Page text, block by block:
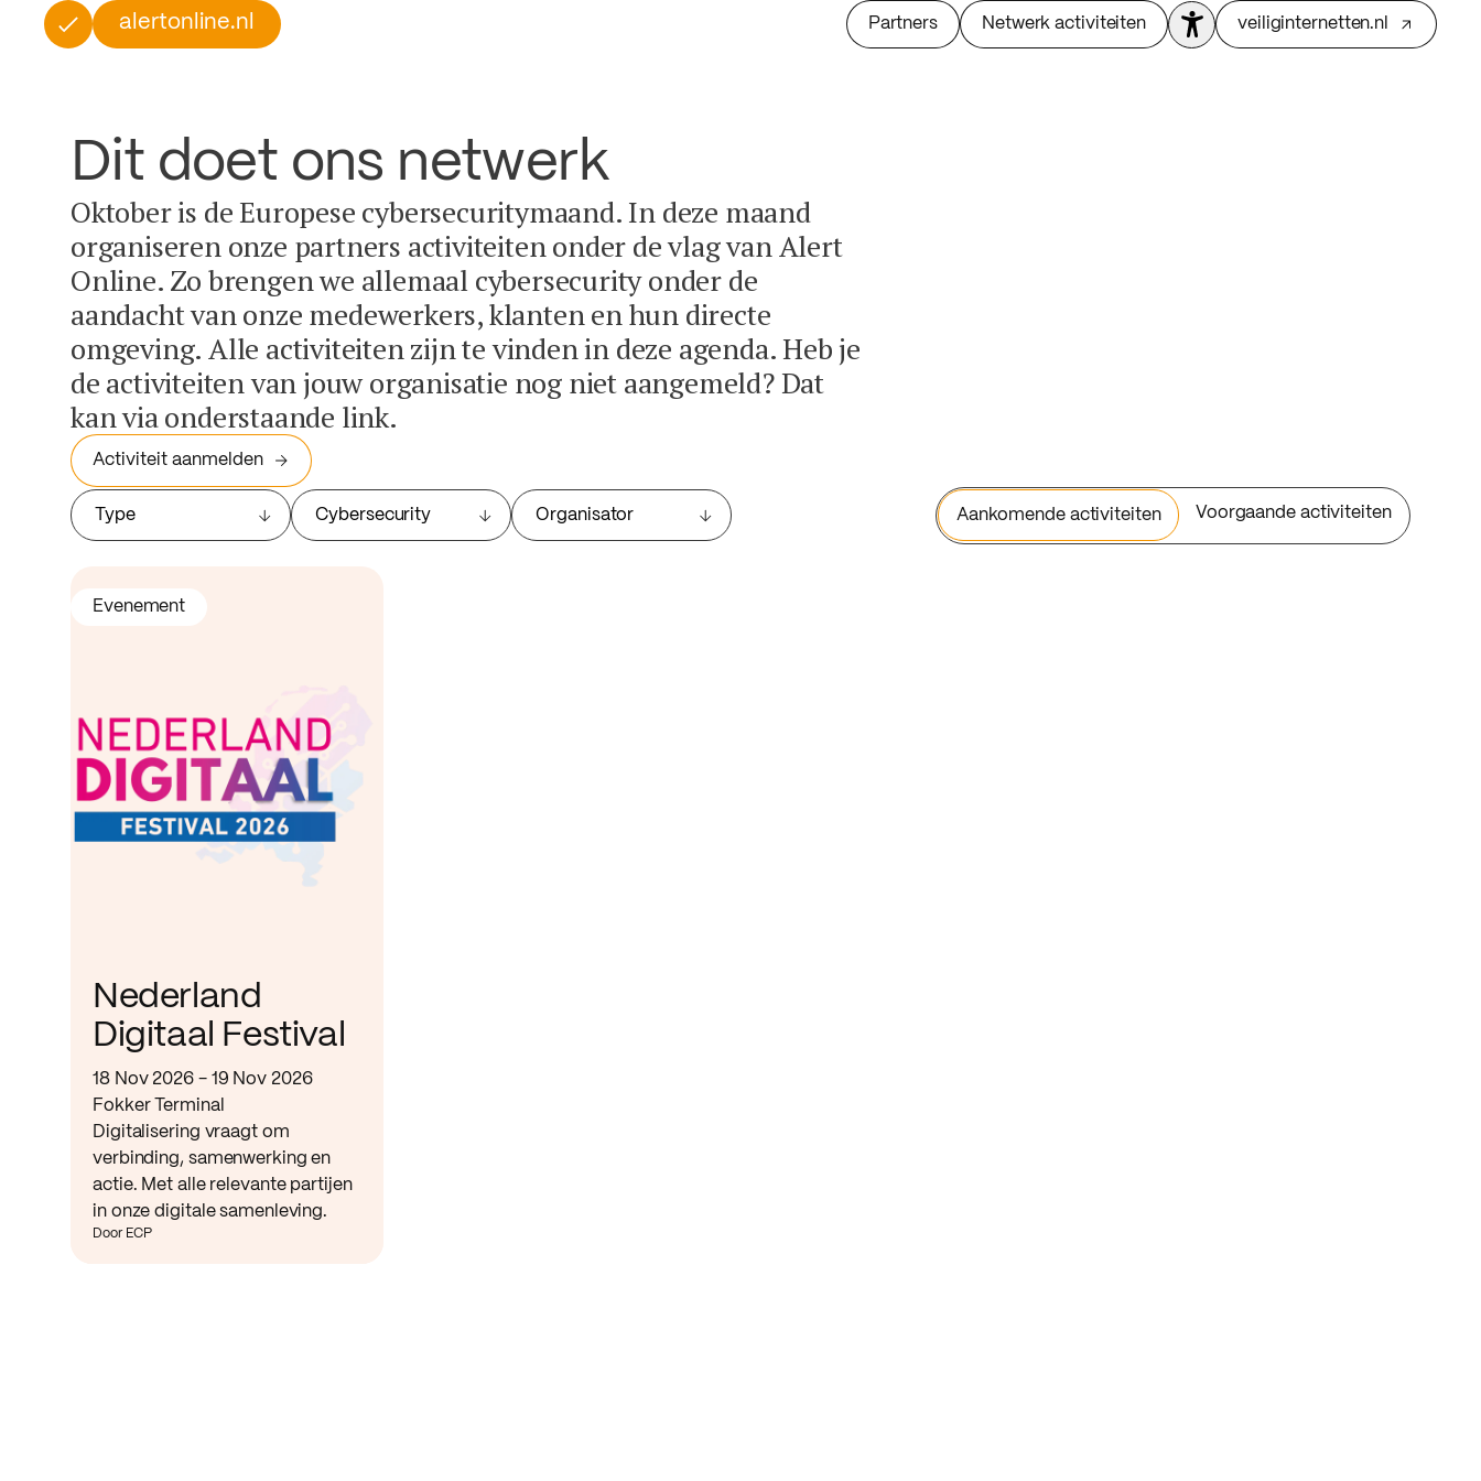
alertonline.nl Partners Netwerk activiteiten veiliginternetten.nl
Dit doet ons netwerk
Oktober is de Europese cybersecuritymaand. In deze maand
organiseren onze partners activiteiten onder de vlag van Alert
Online. Zo brengen we allemaal cybersecurity onder de
aandacht van onze medewerkers, klanten en hun directe
omgeving. Alle activiteiten zijn te vinden in deze agenda. Heb je
de activiteiten van jouw organisatie nog niet aangemeld? Dat
kan via onderstaande link.
Activiteit aanmelden
Type Cybersecurity Organisator Aankomende activiteiten Voorgaande activiteiten
Nederland
Digitaal Festival
18 Nov 2026 - 19 Nov 2026
Fokker Terminal
Digitalisering vraagt om
verbinding, samenwerking en
actie. Met alle relevante partijen
in onze digitale samenleving.
Door ECP
Evenement